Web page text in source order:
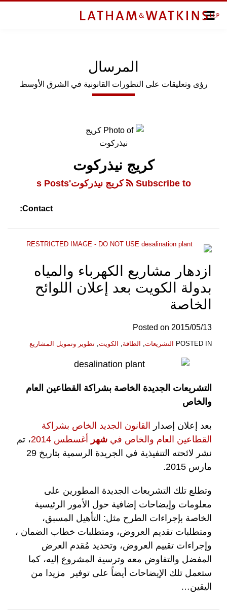
المرسال
رؤى وتعليقات على التطورات القانونية في الشرق الأوسط
كريج نيذركوت
Subscribe to كريج نيذركوت's Posts
Contact:
ازدهار مشاريع الكهرباء والمياه
بدولة الكويت بعد إعلان اللوائح
الخاصة
Posted on 2015/05/13
POSTED IN التشريعات, الطاقة, الكويت, تطوير وتمويل المشاريع
التشريعات الجديدة الخاصة بشراكة القطاعين العام
والخاص
بعد إعلان إصدار
القانون الجديد الخاص بشراكة
القطاعين العام والخاص في شهر أغسطس 2014
، تم
نشر لائحته التنفيذية في الجريدة الرسمية بتاريخ 29
مارس 2015.
وتطلع تلك التشريعات الجديدة المطورين على
معلومات وإيضاحات إضافية حول الأمور الرئيسية
الخاصة بإجراءات الطرح مثل: التأهيل المسبق،
ومتطلبات تقديم العروض، ومتطلبات خطاب الضمان ،
وإجراءات تقييم العروض، وتحديد مُقدم العرض
المفضل والتفاوض معه وترسية المشروع إليه، كما
ستعمل تلك الإيضاحات أيضاً على توفير مزيدا من
اليقين…